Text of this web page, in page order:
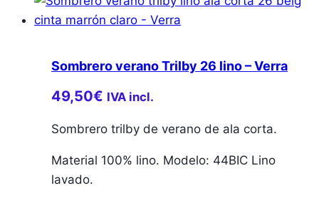
Sombrero verano Trilby 26 lino – Verra
49,50€ IVA incl.
Sombrero trilby de verano de ala corta.
Material 100% lino. Modelo: 44BIC Lino
lavado.